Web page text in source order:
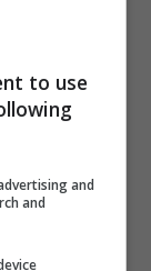
Per
to use
and
and